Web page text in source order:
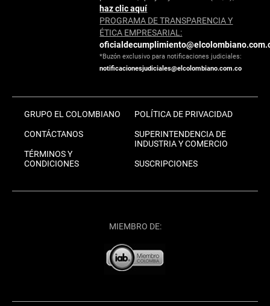
haz clic aquí
PROGRAMA DE TRANSPARENCIA Y
ÉTICA EMPRESARIAL:
*Buzón exclusivo para notificaciones judiciales:
notificacionesjudiciales@elcolombiano.com.co
GRUPO EL COLOMBIANO
CONTÁCTANOS
TÉRMINOS Y
CONDICIONES
POLÍTICA DE PRIVACIDAD
SUPERINTENDENCIA DE
INDUSTRIA Y COMERCIO
SUSCRIPCIONES
MIEMBRO DE: